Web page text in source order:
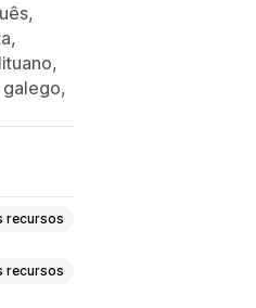
recursos
recursos